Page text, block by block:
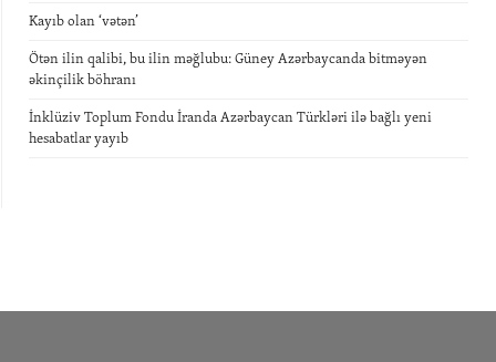
Kayıb olan ‘vətən’
Ötən ilin qalibi, bu ilin məğlubu: Güney Azərbaycanda bitməyən
əkinçilik böhranı
İnklüziv Toplum Fondu İranda Azərbaycan Türkləri ilə bağlı yeni
hesabatlar yayıb